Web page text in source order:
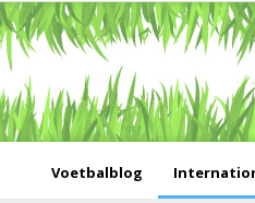
Voetbalblog